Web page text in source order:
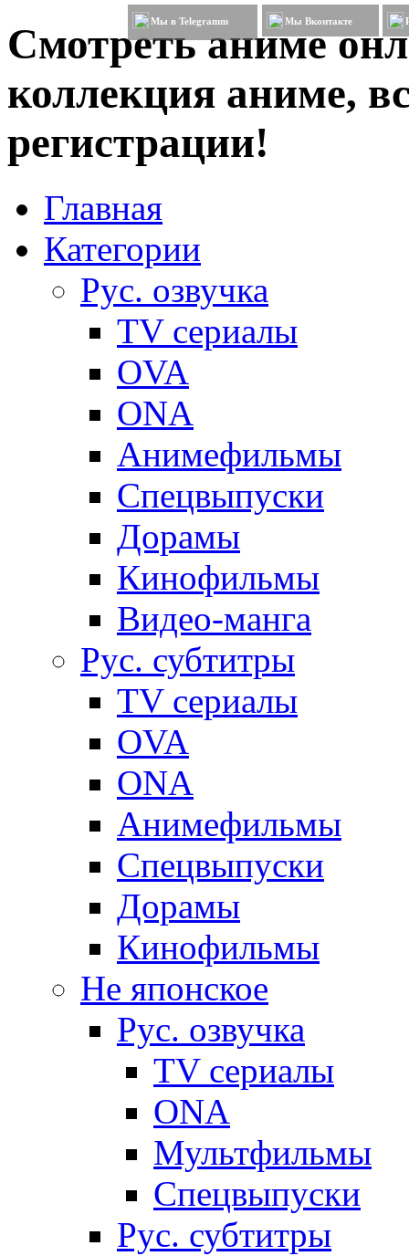
Смотреть аниме
коллекция аниме,
регистрации!
Мы в Telegramm Мы Вконтакте
Главная
Категории
Рус. озвучка
TV сериалы
OVA
ONA
Анимефильмы
Спецвыпуски
Дорамы
Кинофильмы
Видео-манга
Рус. субтитры
TV сериалы
OVA
ONA
Анимефильмы
Спецвыпуски
Дорамы
Кинофильмы
Не японское
Рус. озвучка
TV сериалы
ONA
Мультфильмы
Спецвыпуски
Рус. субтитры